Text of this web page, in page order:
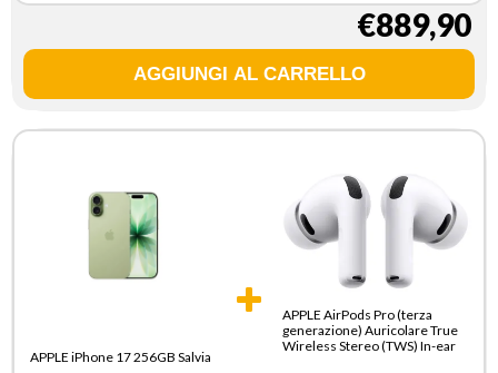
€889,90
APPLE iPhone 17 256GB Salvia
APPLE AirPods Pro (terza
generazione) Auricolare True
Wireless Stereo (TWS) In-ear